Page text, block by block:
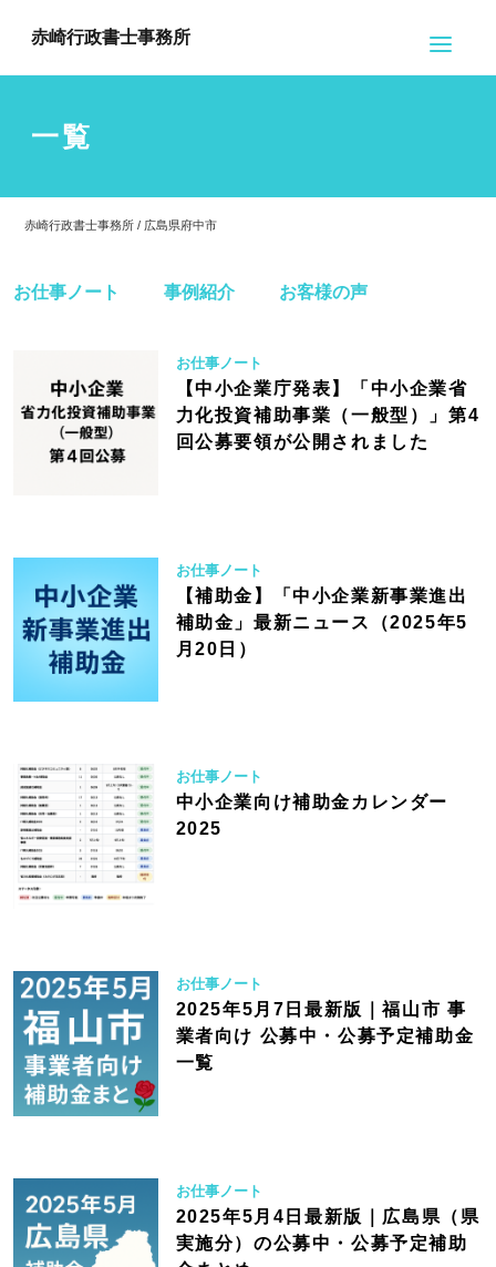
赤崎行政書士事務所
一覧
赤崎行政書士事務所 / 広島県府中市
お仕事ノート 事例紹介 お客様の声
お仕事ノート
【中小企業庁発表】「中小企業省
力化投資補助事業（一般型）」第4
回公募要領が公開されました
お仕事ノート
【補助金】「中小企業新事業進出
補助金」最新ニュース（2025年5
月20日）
お仕事ノート
中小企業向け補助金カレンダー
2025
お仕事ノート
2025年5月7日最新版｜福山市 事
業者向け 公募中・公募予定補助金
一覧
お仕事ノート
2025年5月4日最新版｜広島県（県
実施分）の公募中・公募予定補助